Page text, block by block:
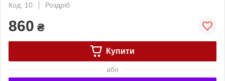
Код: 10
Роздріб
860 ₴
Купити
або